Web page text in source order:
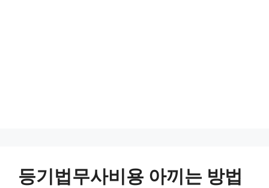
등기법무사비용 아끼는 방법